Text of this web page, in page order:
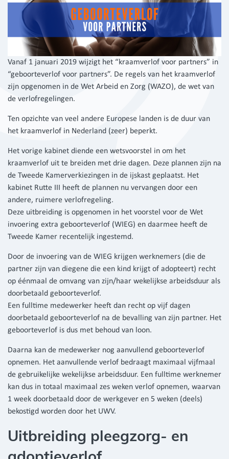
Vanaf 1 januari 2019 wijzigt het “kraamverlof voor partners” in
“geboorteverlof voor partners”. De regels van het kraamverlof
zijn opgenomen in de Wet Arbeid en Zorg (WAZO), de wet van
de verlofregelingen.
Ten opzichte van veel andere Europese landen is de duur van
het kraamverlof in Nederland (zeer) beperkt.
Het vorige kabinet diende een wetsvoorstel in om het
kraamverlof uit te breiden met drie dagen. Deze plannen zijn na
de Tweede Kamerverkiezingen in de ijskast geplaatst. Het
kabinet Rutte III heeft de plannen nu vervangen door een
andere, ruimere verlofregeling.
Deze uitbreiding is opgenomen in het voorstel voor de Wet
invoering extra geboorteverlof (WIEG) en daarmee heeft de
Tweede Kamer recentelijk ingestemd.
Door de invoering van de WIEG krijgen werknemers (die de
partner zijn van diegene die een kind krijgt of adopteert) recht
op éénmaal de omvang van zijn/haar wekelijkse arbeidsduur als
doorbetaald geboorteverlof.
Een fulltime medewerker heeft dan recht op vijf dagen
doorbetaald geboorteverlof na de bevalling van zijn partner. Het
geboorteverlof is dus met behoud van loon.
Daarna kan de medewerker nog aanvullend geboorteverlof
opnemen. Het aanvullende verlof bedraagt maximaal vijfmaal
de gebruikelijke wekelijkse arbeidsduur. Een fulltime werknemer
kan dus in totaal maximaal zes weken verlof opnemen, waarvan
1 week doorbetaald door de werkgever en 5 weken (deels)
bekostigd worden door het UWV.
Uitbreiding pleegzorg- en